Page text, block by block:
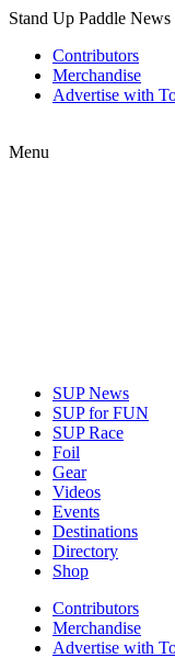
Stand Up Paddle
Contributors
Merchandise
Advertise with
Menu
SUP News
SUP for FUN
SUP Race
Foil
Gear
Videos
Events
Destinations
Directory
Shop
Contributors
Merchandise
Advertise with